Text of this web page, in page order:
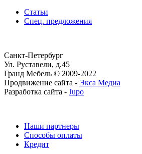
Статьи
Спец. предложения
Санкт-Петербург
Ул. Руставели, д.45
Гранд Мебель © 2009-2022
Продвижение сайта - Экса Медиа
Разработка сайта - Jupo
Наши партнеры
Способы оплаты
Кредит